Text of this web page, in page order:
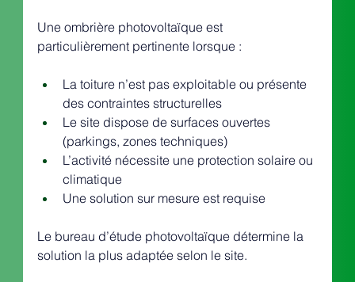
Une ombrière photovoltaïque est
particulièrement pertinente lorsque :
La toiture n’est pas exploitable ou présente
des contraintes structurelles
Le site dispose de surfaces ouvertes
(parkings, zones techniques)
L’activité nécessite une protection solaire ou
climatique
Une solution sur mesure est requise
Le bureau d’étude photovoltaïque détermine la
solution la plus adaptée selon le site.